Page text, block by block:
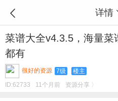
详情
菜谱大全v4.3.5，海量
都有
很好的资源 7级
楼主
ID:62733 11个月前 资源分享 〉